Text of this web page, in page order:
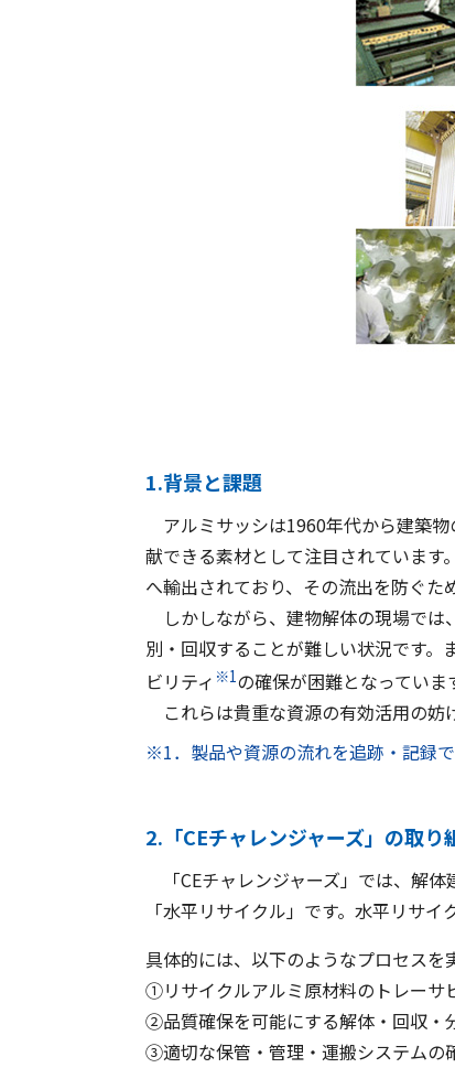
1.背景と課題
アルミサッシは1960年代から建築
献できる素材として注目されていま
へ輸出されており、その流出を防ぐた
しかしながら、建物解体の現場では
別・回収することが難しい状況です
ビリティ ※1の確保が困難となっていま
これらは貴重な資源の有効活用の妨
※1．製品や資源の流れを追跡・記録
2.「CEチャレンジャーズ」の取り
「CEチャレンジャーズ」では、解
「水平リサイクル」です。水平リサ
具体的には、以下のようなプロセスを
①リサイクルアルミ原材料のトレーサ
②品質確保を可能にする解体・回収・
③適切な保管・管理・運搬システムの